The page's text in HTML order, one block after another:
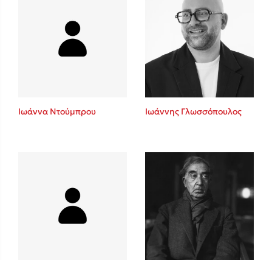
Ιωάννης Γλωσσόπουλος
Ένας γίγαντας στο σχολείο
Ιωάννα Ντούμπρου Ιωάννης Γλωσσόπουλος